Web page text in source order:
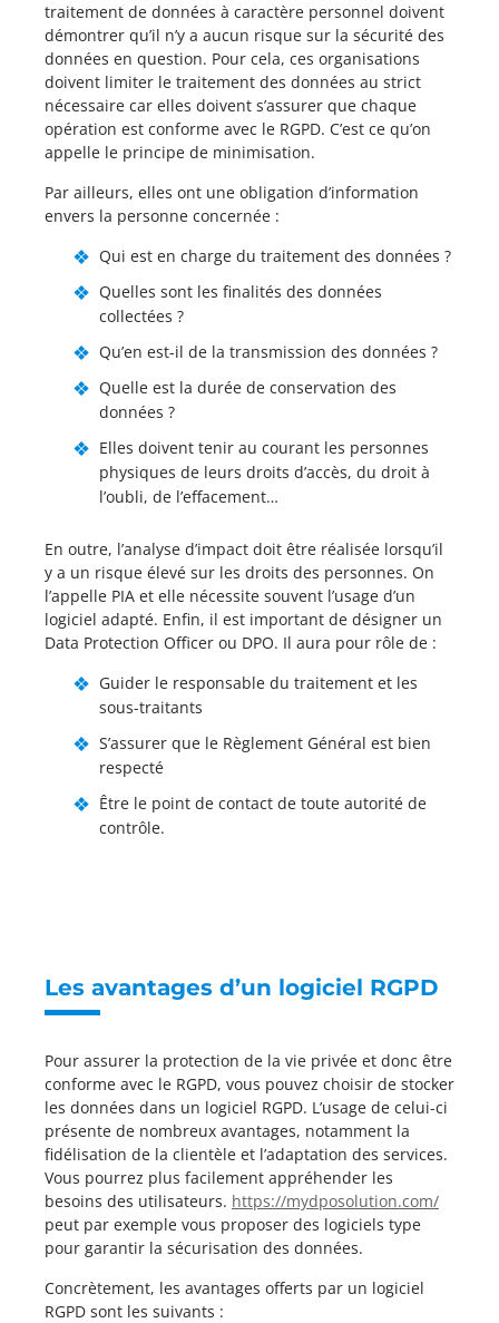
traitement de données à caractère personnel doivent
démontrer qu’il n’y a aucun risque sur la sécurité des
données en question. Pour cela, ces organisations
doivent limiter le traitement des données au strict
nécessaire car elles doivent s’assurer que chaque
opération est conforme avec le RGPD. C’est ce qu’on
appelle le principe de minimisation.
Par ailleurs, elles ont une obligation d’information
envers la personne concernée :
Qui est en charge du traitement des données ?
Quelles sont les finalités des données
collectées ?
Qu’en est-il de la transmission des données ?
Quelle est la durée de conservation des
données ?
Elles doivent tenir au courant les personnes
physiques de leurs droits d’accès, du droit à
l’oubli, de l’effacement…
En outre, l’analyse d’impact doit être réalisée lorsqu’il
y a un risque élevé sur les droits des personnes. On
l’appelle PIA et elle nécessite souvent l’usage d’un
logiciel adapté. Enfin, il est important de désigner un
Data Protection Officer ou DPO. Il aura pour rôle de :
Guider le responsable du traitement et les
sous-traitants
S’assurer que le Règlement Général est bien
respecté
Être le point de contact de toute autorité de
contrôle.
Les avantages d’un logiciel RGPD
Pour assurer la protection de la vie privée et donc être
conforme avec le RGPD, vous pouvez choisir de stocker
les données dans un logiciel RGPD. L’usage de celui-ci
présente de nombreux avantages, notamment la
fidélisation de la clientèle et l’adaptation des services.
Vous pourrez plus facilement appréhender les
besoins des utilisateurs. https://mydposolution.com/
peut par exemple vous proposer des logiciels type
pour garantir la sécurisation des données.
Concrètement, les avantages offerts par un logiciel
RGPD sont les suivants :